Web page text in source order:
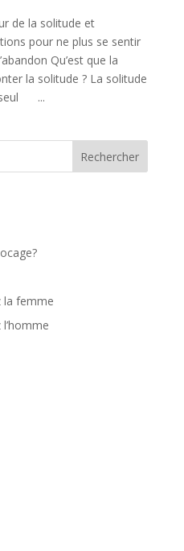
de la solitude et
pour ne plus se sentir
Qu’est que la
la solitude ? La solitude
seul ...
la femme